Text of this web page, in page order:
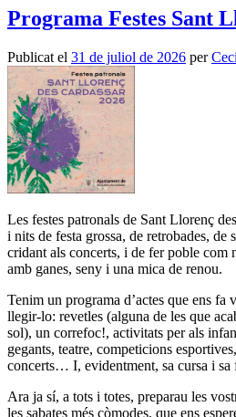
Programa Festes Sant
Publicat el 31 de juliol de 2026 per
Les festes patronals de Sant Llorenç
i nits de festa grossa, de retrobades, de
cridant als concerts, i de fer poble com
amb ganes, seny i una mica de renou.
Tenim un programa d’actes que ens fa
llegir-lo: revetles (alguna de les que
sol), un correfoc!, activitats per als
gegants, teatre, competicions
concerts… I, evidentment, sa cursa i sa
Ara ja sí, a tots i totes, preparau les
les sabates més còmodes, que ens